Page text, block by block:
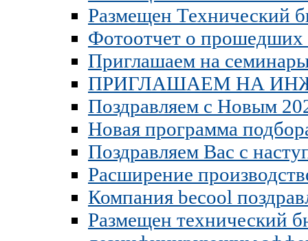
Размещен Технический
Фотоотчет о прошедших
Приглашаем на
ПРИГЛАШАЕМ НА
Поздравляем с Новым
Новая программа
Поздравляем Вас с
Расширение
Компания becool
Размещен технический